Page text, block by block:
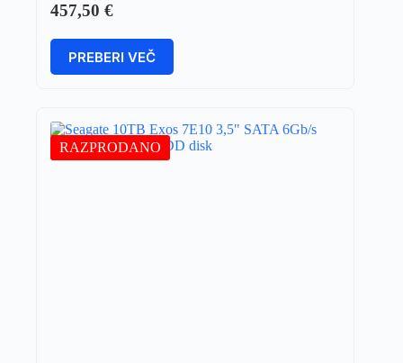
457,50 €
PREBERI VEČ
RAZPRODANO